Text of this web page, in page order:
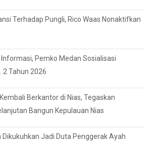
Terhadap Pungli, Rico Waas Nonaktifkan
Pemko Medan Sosialisasi
2 Tahun 2026
Berkantor di Nias, Tegaskan
Bangun Kepulauan Nias
Dikukuhkan Jadi Duta Penggerak Ayah